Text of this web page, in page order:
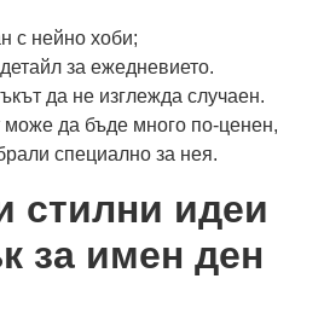
с нейно хоби;
за ежедневието.
да не изглежда случаен.
да бъде много по-ценен,
специално за нея.
стилни идеи
за имен ден